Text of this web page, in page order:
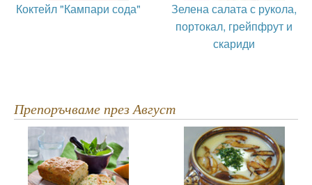
Коктейл "Кампари сода"
Зелена салата с рукола,
портокал, грейпфрут и
скариди
Препоръчваме през Август